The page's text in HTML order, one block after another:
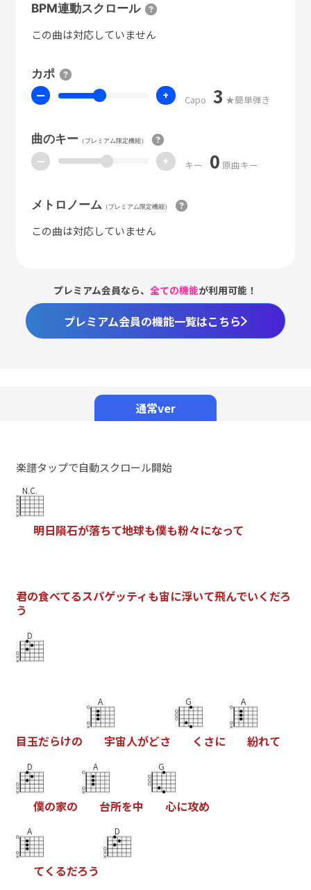
BPM連動スクロール
この曲は対応していません
カポ
ー + Capo 3 ★簡単弾き
曲のキー（プレミアム限定機能）
ー + キー 0 原曲キー
メトロノーム （プレミアム限定機能）
この曲は対応していません
プレミアム会員なら、全ての機能が利用可能！
プレミアム会員の機能一覧はこちら
通常ver
楽譜タップで自動スクロール開始
N.C.
明日隕石が落ちて地球も僕も粉々になって
君の食べてるスパゲッティも宙に浮いて飛んでいく だろ
う
D
目玉だらけの
A
宇宙人がどさ
G
く さに
A
紛れて
D
僕の家の
A
台所を中
G
心に攻め
A
てく るだろう
D